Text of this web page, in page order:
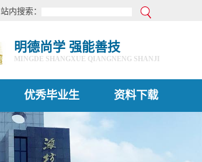
站内搜索：
明德尚学 强能善技
MINGDE SHANGXUE QIANGNENG SHANJI
优秀毕业生 资料下载